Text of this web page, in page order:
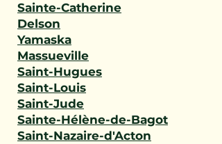
Sainte-Catherine
Delson
Yamaska
Massueville
Saint-Hugues
Saint-Louis
Saint-Jude
Sainte-Hélène-de-Bagot
Saint-Nazaire-d'Acton